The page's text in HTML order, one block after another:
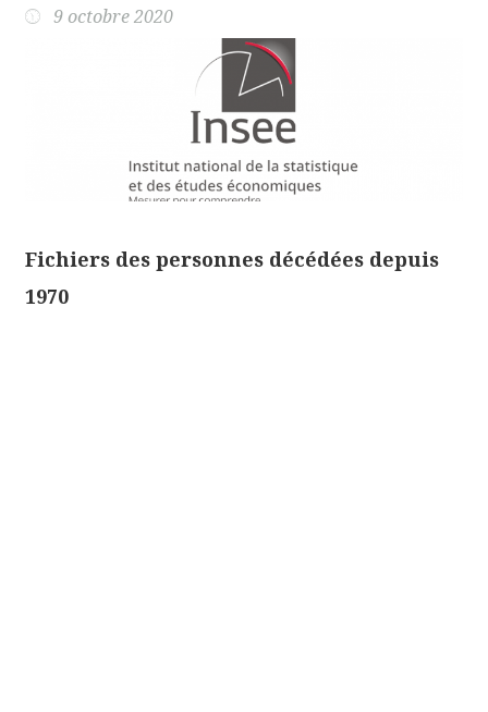
9 octobre 2020
Fichiers des personnes décédées depuis
1970